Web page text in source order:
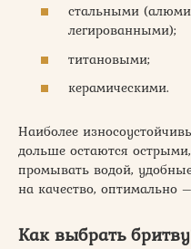
стальными
легированными);
титановыми;
керамическими.
Наиболее
дольше остаются
промывать водой,
на качество, оптимально
Как выбрать